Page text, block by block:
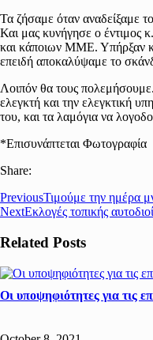
Τα ζήσαμε όταν αναδείξαμε
Και μας κυνήγησε ο έντιμος
και κάποιων ΜΜΕ. Υπήρξαν
επειδή αποκαλύψαμε το
Λοιπόν θα τους
ελεγκτή και την ελεγκτική
του, και τα λαμόγια να
*Επισυνάπτεται Φωτογραφία
Share:
PreviousΤιμούμε την ημέρα
NextΕκλογές τοπικής
Related Posts
Οι υποψηφιότητες για τις